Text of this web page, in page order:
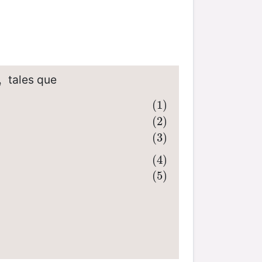
tales que
(1)
(2)
(3)
(4)
(5)